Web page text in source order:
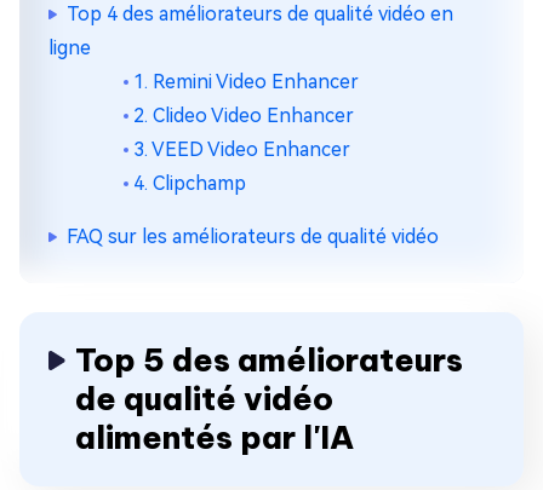
Top 4 des améliorateurs de qualité vidéo en
ligne
1. Remini Video Enhancer
2. Clideo Video Enhancer
3. VEED Video Enhancer
4. Clipchamp
FAQ sur les améliorateurs de qualité vidéo
Top 5 des améliorateurs
de qualité vidéo
alimentés par l'IA